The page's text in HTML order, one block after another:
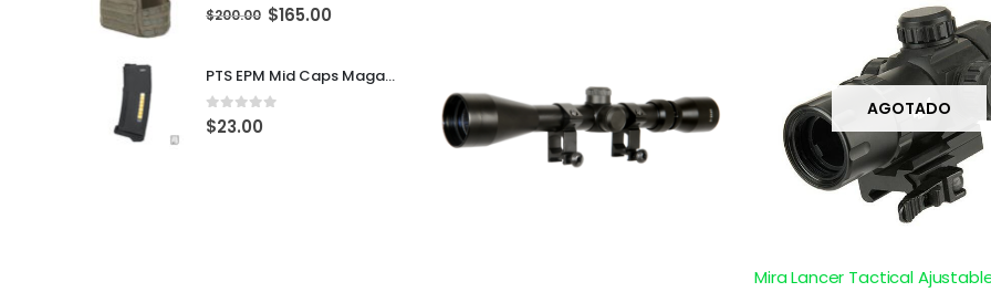
AGOTADO
0 out of 5
$200.00 $165.00
PTS EPM Mid Caps Magazine
0out of 5
$23.00